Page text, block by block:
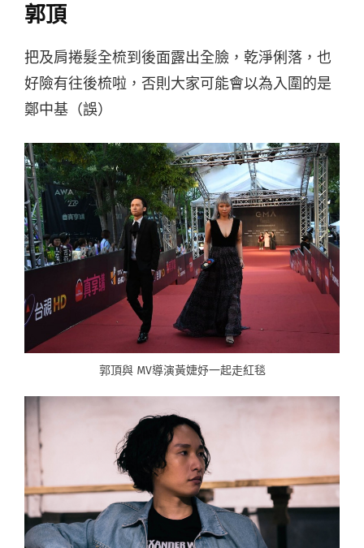
郭頂
把及肩捲髮全梳到後面露出全臉，乾淨俐落，也
好險有往後梳啦，否則大家可能會以為入圍的是
鄭中基（誤）
郭頂與 MV導演黃婕妤一起走紅毯